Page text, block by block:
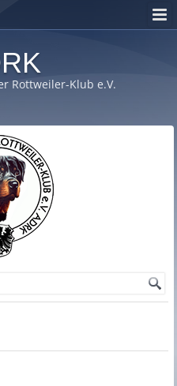
Rottweiler-Klub e.V.